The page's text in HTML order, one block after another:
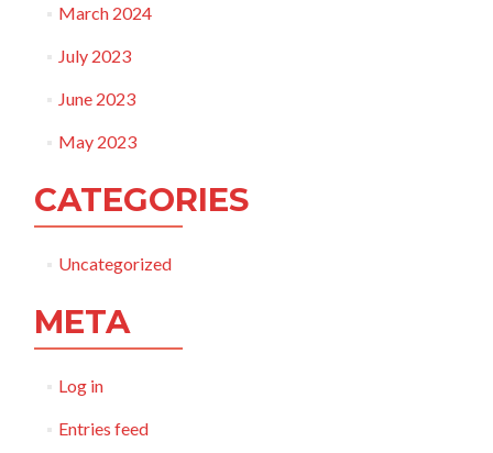
March 2024
July 2023
June 2023
May 2023
CATEGORIES
Uncategorized
META
Log in
Entries feed